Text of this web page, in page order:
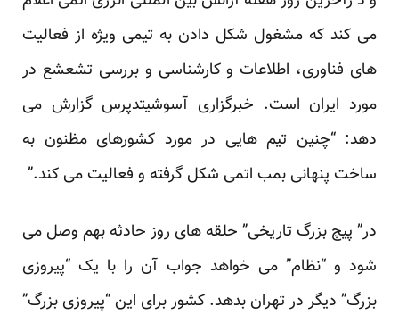
می کند که مشغول شکل دادن به تیمی ویژه از فعالیت
های فناوری، اطلاعات و کارشناسی و بررسی تشعشع در
مورد ایران است. خبرگزاری آسوشیتدپرس گزارش می
دهد: “چنین تیم هایی در مورد کشورهای مظنون به
ساخت پنهانی بمب اتمی شکل گرفته و فعالیت می کند.”
در” پیچ بزرگ تاریخی” حلقه های روز حادثه بهم وصل می
شود و “نظام” می خواهد جواب آن را با یک “پیروزی
بزرگ” دیگر در تهران بدهد. کشور برای این “پیروزی بزرگ”